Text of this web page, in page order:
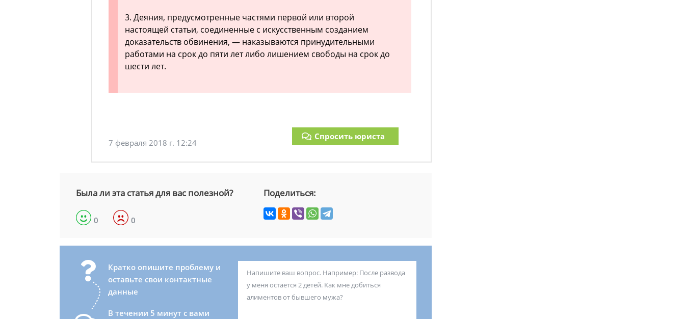
3. Деяния, предусмотренные частями первой или второй
настоящей статьи, соединенные с искусственным созданием
доказательств обвинения, — наказываются принудительными
работами на срок до пяти лет либо лишением свободы на срок до
шести лет.
7 февраля 2018 г. 12:24
Спросить юриста
Была ли эта статья для вас полезной?
0 0
Поделиться:
Кратко опишите проблему и
оставьте свои контактные
данные
В течении 5 минут с вами